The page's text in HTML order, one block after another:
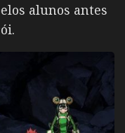
alunos antes